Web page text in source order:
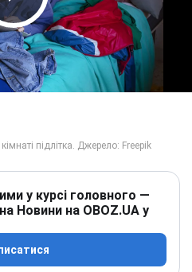
Video
у курсі головного —
Новини на OBOZ.UA у